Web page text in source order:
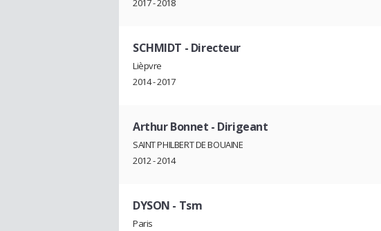
2017 - 2018
SCHMIDT - Directeur
Lièpvre
2014 - 2017
Arthur Bonnet - Dirigeant
SAINT PHILBERT DE BOUAINE
2012 - 2014
DYSON - Tsm
Paris